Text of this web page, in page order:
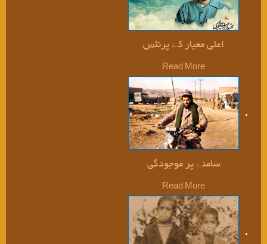
اعلی معیار کے پرنٹس
Read More
سامنے پر موجودگی
Read More